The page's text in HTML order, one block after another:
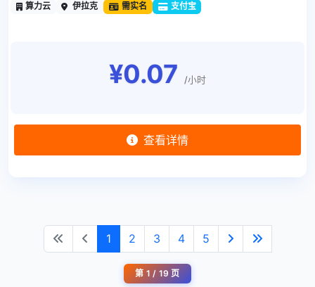
算力云 伊拉克 需实名 支付宝
¥0.07 /小时
查看详情
1 2 3 4 5
第 1 / 19 页